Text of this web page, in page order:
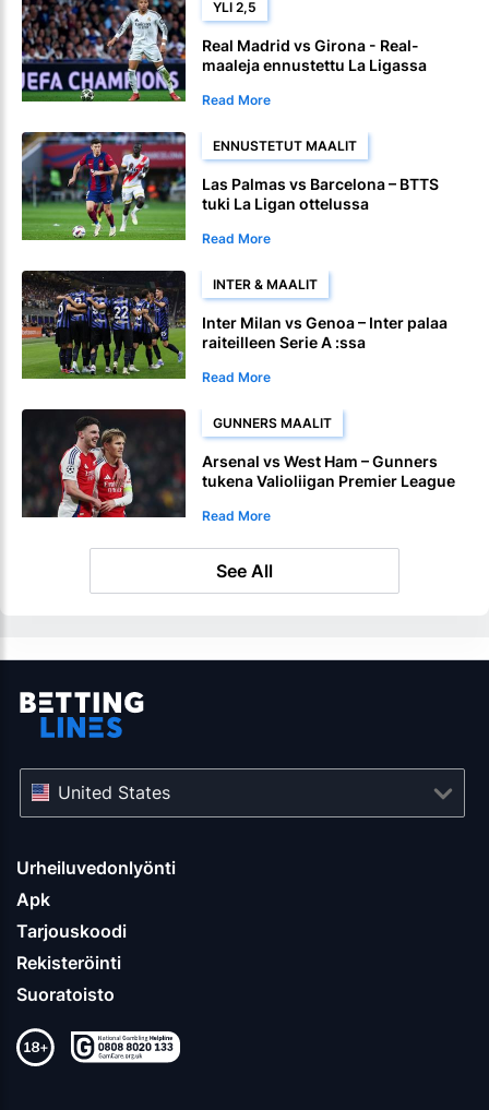
YLI 2,5
Real Madrid vs Girona - Real-
maaleja ennustettu La Ligassa
Read More
ENNUSTETUT MAALIT
Las Palmas vs Barcelona – BTTS
tuki La Ligan ottelussa
Read More
INTER & MAALIT
Inter Milan vs Genoa – Inter palaa
raiteilleen Serie A :ssa
Read More
GUNNERS MAALIT
Arsenal vs West Ham – Gunners
tukena Valioliigan Premier League
Read More
See All
Urheiluvedonlyönti
Apk
Tarjouskoodi
Rekisteröinti
Suoratoisto
United States